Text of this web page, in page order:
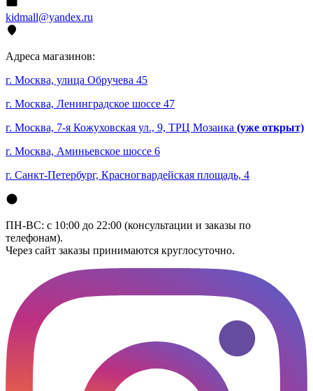
kidmall@yandex.ru
Адреса магазинов:
г. Москва, улица Обручева 45
г. Москва, Ленинградское шоссе 47
г. Москва, 7-я Кожуховская ул., 9, ТРЦ Мозаика (уже открыт)
г. Москва, Аминьевское шоссе 6
г. Санкт-Петербург, Красногвардейская площадь, 4
ПН-ВС: с 10:00 до 22:00 (консультации и заказы по
телефонам).
Через сайт заказы принимаются круглосуточно.